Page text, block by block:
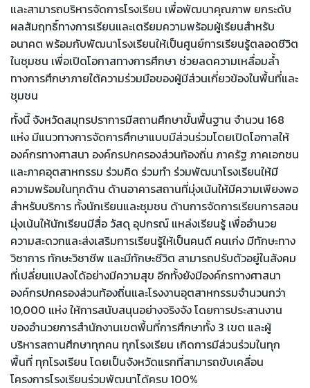
และสามารถบริหารจัดการโรงเรียน เพื่อพัฒนาคุณภาพ ยกระดับ
ผลสัมฤทธิ์ทางการเรียนและเตรียมความพร้อมผู้เรียนสำหรับ
อนาคต พร้อมกับพัฒนาโรงเรียนให้เป็นศูนย์การเรียนรู้ตลอดชีวิต
ในชุมชน เพื่อเปิดโอกาสทางการศึกษา ช่วยลดความเหลื่อมล้ำ
ทางการศึกษาภายใต้ความร่วมมือของผู้มีส่วนเกี่ยวข้องในพื้นที่และ
ชุมชน
ทั้งนี้ จังหวัดสมุทรปราการมีสถานศึกษาขั้นพื้นฐาน จำนวน 168
แห่ง มีแนวทางการจัดการศึกษาแบบมีส่วนร่วมโดยเปิดโอกาสให้
องค์กรทางศาสนา องค์กรปกครองส่วนท้องถิ่น ภาครัฐ ภาคเอกชน
และภาคอุตสาหกรรม ร่วมคิด ร่วมทำ ร่วมพัฒนาโรงเรียนให้มี
ความพร้อมในทุกด้าน ด้านอาคารสถานที่มุ่งเน้นให้มีความเพียงพอ
สำหรับบริการ ทั้งนักเรียนและชุมชน ด้านการจัดการเรียนการสอน
มุ่งเน้นให้นักเรียนมีสื่อ วัสดุ อุปกรณ์ แหล่งเรียนรู้ เพื่ออำนวย
ความสะดวกและส่งเสริมการเรียนรู้ให้เป็นคนดี คนเก่ง มีทักษะทาง
วิชาการ ทักษะวิชาชีพ และมีทักษะชีวิต สามารถปรับตัวอยู่ในสังคม
ที่เปลี่ยนแปลงได้อย่างมีความสุข อีกทั้งยังมีองค์กรทางศาสนา
องค์กรปกครองส่วนท้องถิ่นและโรงงานอุตสาหกรรมจำนวนกว่า
10,000 แห่ง ให้การสนับสนุนอย่างจริงจัง โดยการประสานงาน
ของอำนวยการสำนักงานเขตพื้นที่การศึกษาทั้ง 3 เขต และผู้
บริหารสถานศึกษาทุกคน ทุกโรงเรียน เกิดการมีส่วนร่วมในทุก
พื้นที่ ทุกโรงเรียน โดยเป็นจังหวัดแรกที่สามารถขับเคลื่อน
โครงการโรงเรียนร่วมพัฒนาได้ครบ 100%